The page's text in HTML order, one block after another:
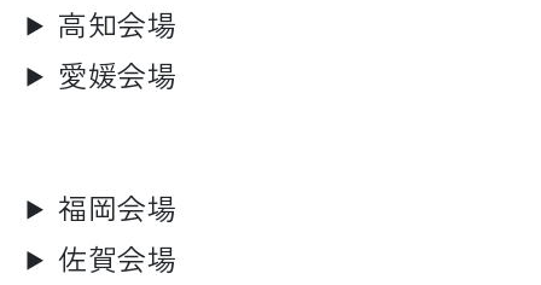
高知会場
愛媛会場
福岡会場
佐賀会場